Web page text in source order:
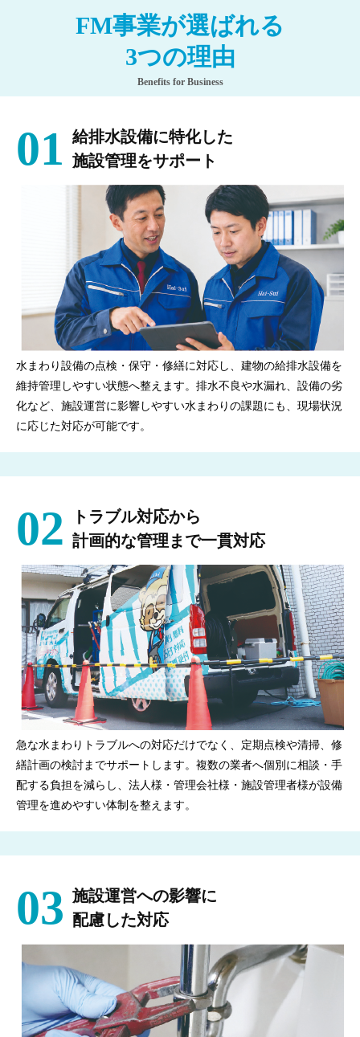
FM事業が選ばれる
3つの理由
Benefits for Business
01 給排水設備に特化した
施設管理をサポート
水まわり設備の点検・保守・修繕に対応し、建物の給排水設備を
維持管理しやすい状態へ整えます。排水不良や水漏れ、設備の劣
化など、施設運営に影響しやすい水まわりの課題にも、現場状況
に応じた対応が可能です。
02
トラブル対応から
計画的な管理まで一貫対応
急な水まわりトラブルへの対応だけでなく、定期点検や清掃、修
繕計画の検討までサポートします。複数の業者へ個別に相談・手
配する負担を減らし、法人様・管理会社様・施設管理者様が設備
管理を進めやすい体制を整えます。
03 施設運営への影響に
配慮した対応